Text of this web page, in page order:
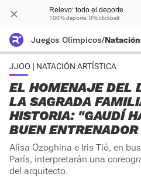
Relevo: todo el deporte
100% deporte. 0% clickbait
Juegos Olímpicos/
JJOO | NATACIÓN ARTÍSTICA
EL HOMENAJE DEL
LA SAGRADA
HISTORIA: "GAUDÍ
BUEN
Alisa Ozoghina e Iris Tió, en
París, interpretarán una
del arquitecto.